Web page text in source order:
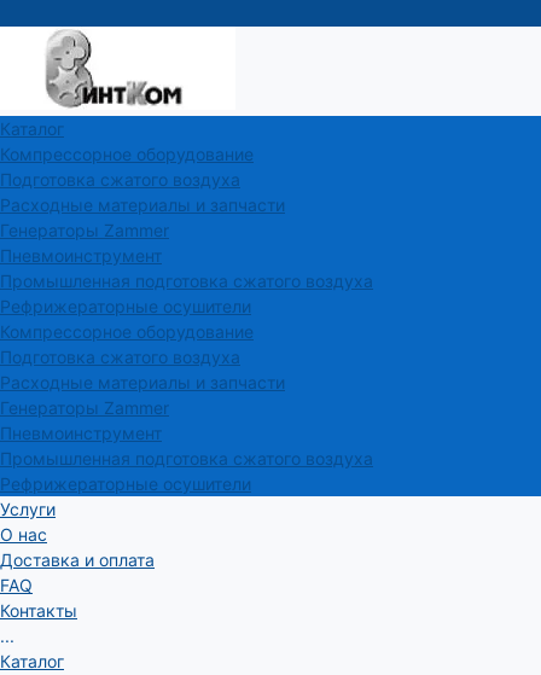
Каталог
Компрессорное оборудование
Подготовка сжатого воздуха
Расходные материалы и запчасти
Генераторы Zammer
Пневмоинструмент
Промышленная подготовка сжатого воздуха
Рефрижераторные осушители
Компрессорное оборудование
Подготовка сжатого воздуха
Расходные материалы и запчасти
Генераторы Zammer
Пневмоинструмент
Промышленная подготовка сжатого воздуха
Рефрижераторные осушители
Услуги
О нас
Доставка и оплата
FAQ
Контакты
...
Каталог